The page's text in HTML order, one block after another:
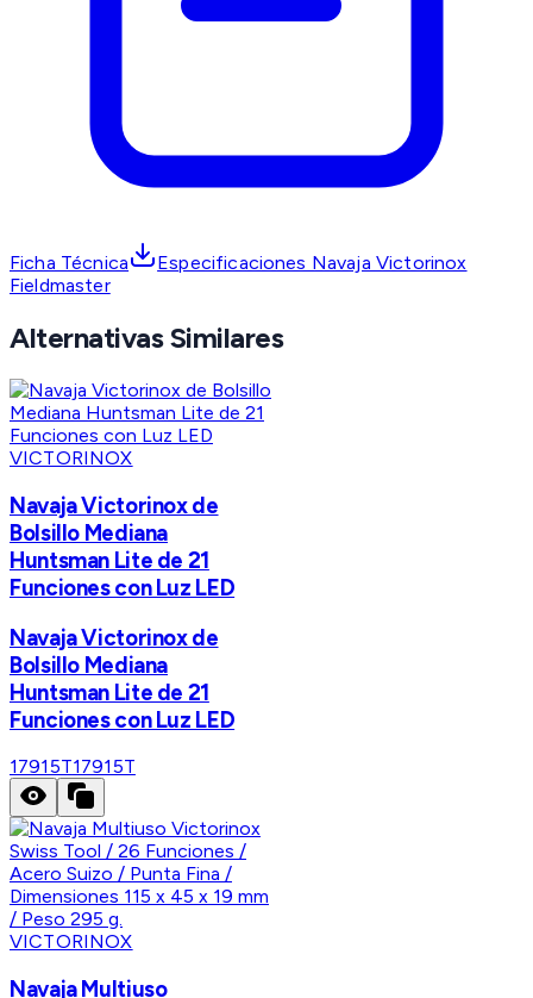
Ficha Técnica
Especificaciones Navaja Victorinox
Fieldmaster
Alternativas Similares
VICTORINOX
Navaja Victorinox de
Bolsillo Mediana
Huntsman Lite de 21
Funciones con Luz LED
Navaja Victorinox de
Bolsillo Mediana
Huntsman Lite de 21
Funciones con Luz LED
17915T17915T
VICTORINOX
Navaja Multiuso